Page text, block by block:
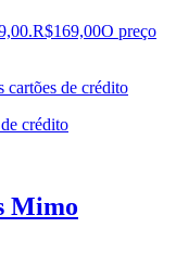
R$169,00O preço
cartões de crédito
crédito
Mimo